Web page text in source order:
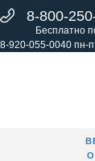
8-800-
Бесплатно
8-920-055-0040 пн-